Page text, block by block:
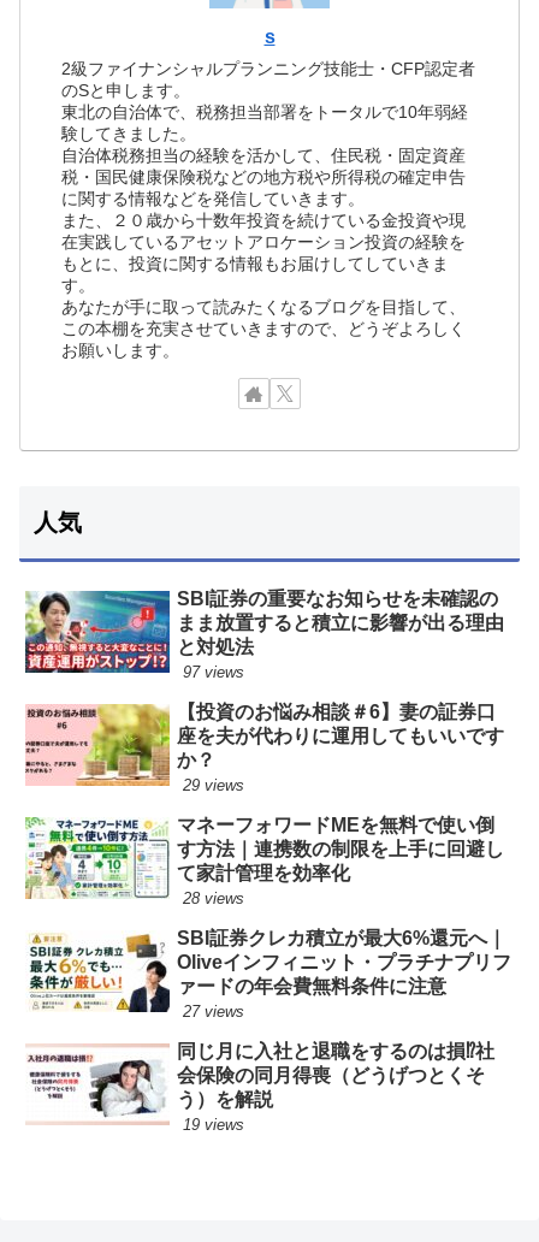
s
2級ファイナンシャルプランニング技能士・CFP認定者
のSと申します。
東北の自治体で、税務担当部署をトータルで10年弱経
験してきました。
自治体税務担当の経験を活かして、住民税・固定資産
税・国民健康保険税などの地方税や所得税の確定申告
に関する情報などを発信していきます。
また、２０歳から十数年投資を続けている金投資や現
在実践しているアセットアロケーション投資の経験を
もとに、投資に関する情報もお届けしてしていきま
す。
あなたが手に取って読みたくなるブログを目指して、
この本棚を充実させていきますので、どうぞよろしく
お願いします。
人気
SBI証券の重要なお知らせを未確認の
まま放置すると積立に影響が出る理由
と対処法
97 views
【投資のお悩み相談＃6】妻の証券口
座を夫が代わりに運用してもいいです
か？
29 views
マネーフォワードMEを無料で使い倒
す方法｜連携数の制限を上手に回避し
て家計管理を効率化
28 views
SBI証券クレカ積立が最大6%還元へ｜
Oliveインフィニット・プラチナプリフ
ァードの年会費無料条件に注意
27 views
同じ月に入社と退職をするのは損⁉︎社
会保険の同月得喪（どうげつとくそ
う）を解説
19 views